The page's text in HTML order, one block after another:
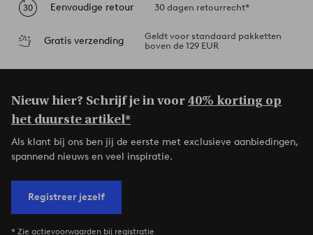
Eenvoudige retour 30 dagen retourrecht*
Gratis verzending
Geldt voor standaard pakketten
boven de 129 EUR
Nieuw hier? Schrijf je in voor40% korting op
het duurste artikel*
Als klant bij ons ben jij de eerste met exclusieve aanbiedingen,
spannend nieuws en veel inspiratie.
Registreer jezelf
* Zie actievoorwaarden bij registratie